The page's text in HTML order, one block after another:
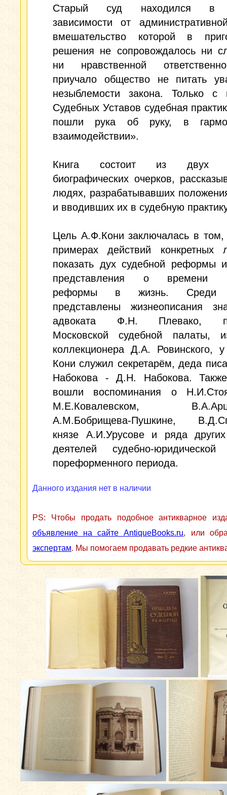
Старый суд находился в
зависимости от
вмешательство которой в
решения не сопровождалось ни
ни нравственной
приучало общество не питать
незыблемости закона. Только с
Судебных Уставов судебная
пошли рука об руку, в
взаимодействии».
Книга состоит из двух
биографических очерков,
людях, разрабатывавших
и вводивших их в судебную
Цель А.Ф.Кони заключалась в том,
примерах действий конкретных
показать дух судебной реформы
представления о времени
реформы в жизнь. Среди
представлены жизнеописания
адвоката Ф.Н. Плевако,
Московской судебной палаты,
коллекционера Д.А. Ровинского, у
Кони служил секретарём, деда
Набокова - Д.Н. Набокова.
вошли воспоминания о
М.Е.Ковалевском,
А.М.Бобрищева-Пушкине,
князе А.И.Урусове и ряда
деятелей судебно-
пореформенного периода.
Данного издания нет в наличии
PS: Чтобы продать подобное антикварное
объявление на сайте AntiqueBooks.ru, или
экспертам. Мы помогаем продавать редкие